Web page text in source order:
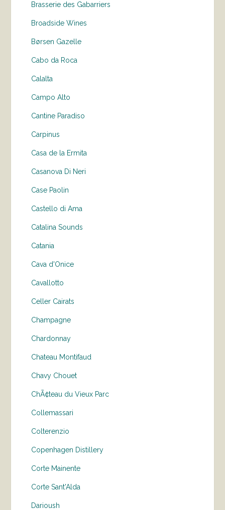
Brasserie des Gabarriers
Broadside Wines
Børsen Gazelle
Cabo da Roca
Calalta
Campo Alto
Cantine Paradiso
Carpinus
Casa de la Ermita
Casanova Di Neri
Case Paolin
Castello di Ama
Catalina Sounds
Catania
Cava d'Onice
Cavallotto
Celler Cairats
Champagne
Chardonnay
Chateau Montifaud
Chavy Chouet
ChÃ¢teau du Vieux Parc
Collemassari
Colterenzio
Copenhagen Distillery
Corte Mainente
Corte Sant'Alda
Darioush